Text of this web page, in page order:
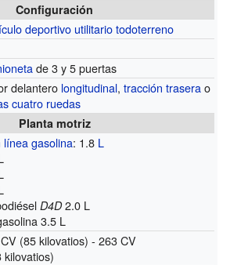
Configuración
deportivo utilitariotodoterreno
de 3 y 5 puertas
delantero longitudinal,tracción traserao
cuatro ruedas
Planta motriz
líneagasolina: 1.8 L
D4D2.0 L
3.5 L
(85 kilovatios) - 263 CV
kilovatios)